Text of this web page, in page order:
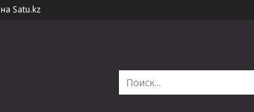
на Satu.kz